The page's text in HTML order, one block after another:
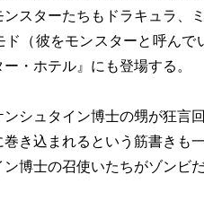
スターたちもドラキュラ、
ド（彼をモンスターと呼ん
・ホテル』にも登場する。
シュタイン博士の甥が狂言
巻き込まれるという筋書きも
ン博士の召使いたちがゾンビ